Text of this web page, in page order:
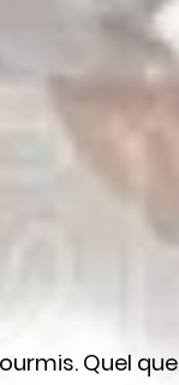
Quel que